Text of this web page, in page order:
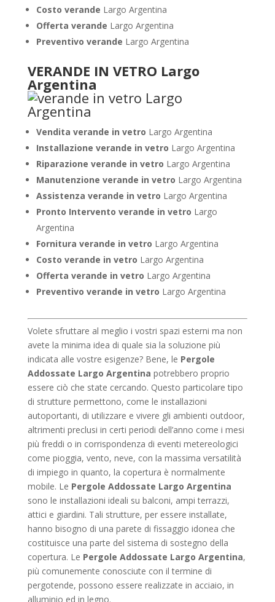
Costo verande Largo Argentina
Offerta verande Largo Argentina
Preventivo verande Largo Argentina
VERANDE IN VETRO Largo
Argentina
Vendita verande in vetro Largo Argentina
Installazione verande in vetro Largo Argentina
Riparazione verande in vetro Largo Argentina
Manutenzione verande in vetro Largo Argentina
Assistenza verande in vetro Largo Argentina
Pronto Intervento verande in vetro Largo
Argentina
Fornitura verande in vetro Largo Argentina
Costo verande in vetro Largo Argentina
Offerta verande in vetro Largo Argentina
Preventivo verande in vetro Largo Argentina
Volete sfruttare al meglio i vostri spazi esterni ma non
avete la minima idea di quale sia la soluzione più
indicata alle vostre esigenze? Bene, le Pergole
Addossate Largo Argentina potrebbero proprio
essere ciò che state cercando. Questo particolare tipo
di strutture permettono, come le installazioni
autoportanti, di utilizzare e vivere gli ambienti outdoor,
altrimenti preclusi in certi periodi dell’anno come i mesi
più freddi o in corrispondenza di eventi metereologici
come pioggia, vento, neve, con la massima versatilità
di impiego in quanto, la copertura è normalmente
mobile. Le Pergole Addossate Largo Argentina
sono le installazioni ideali su balconi, ampi terrazzi,
attici e giardini. Tali strutture, per essere installate,
hanno bisogno di una parete di fissaggio idonea che
costituisce una parte del sistema di sostegno della
copertura. Le Pergole Addossate Largo Argentina,
più comunemente conosciute con il termine di
pergotende, possono essere realizzate in acciaio, in
alluminio ed in legno.